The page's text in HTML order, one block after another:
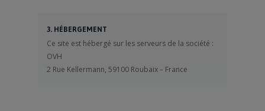
3. HÉBERGEMENT
Ce site est hébergé sur les serveurs de la société :
OVH
2 Rue Kellermann, 59100 Roubaix – France